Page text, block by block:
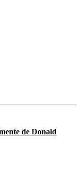
de Donald